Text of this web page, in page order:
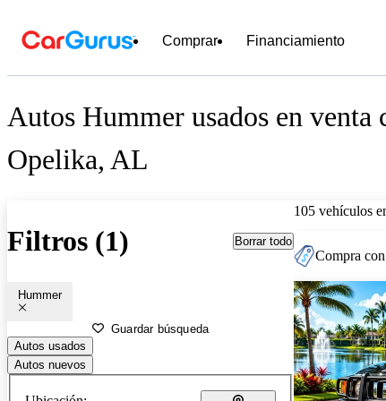
Comprar Financiamiento
Autos Hummer usados en venta
Opelika, AL
Filtros (1) Borrar todo
Hummer
Guardar búsqueda
Autos usados
Autos nuevos
105 vehículos
Compra